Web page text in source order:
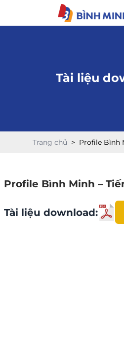
Hotline: 0943
Tài liệu
Trang chủ > Profile Bình
Profile Bình Minh –
Tài liệu download: